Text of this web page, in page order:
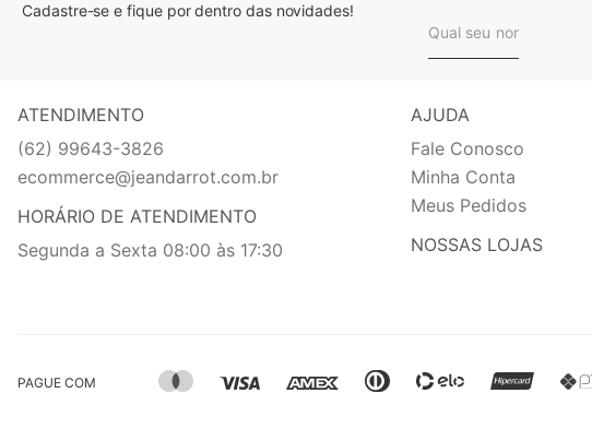
Cadastre-se e fique por dentro das novidades!
ATENDIMENTO
(62) 99643-3826
ecommerce@jeandarrot.com.br
HORÁRIO DE ATENDIMENTO
Segunda a Sexta 08:00 às 17:30
AJUDA
Fale Conosco
Minha Conta
Meus Pedidos
NOSSAS LOJAS
PAGUE COM